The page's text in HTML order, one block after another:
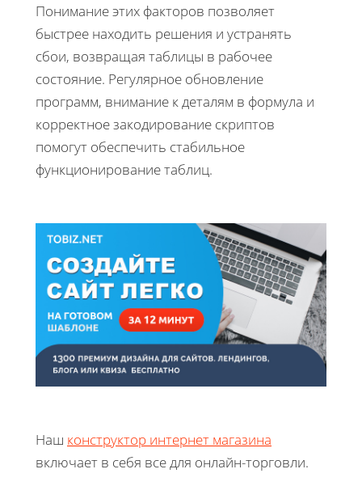
Понимание этих факторов позволяет
быстрее находить решения и устранять
сбои, возвращая таблицы в рабочее
состояние. Регулярное обновление
программ, внимание к деталям в формула и
корректное закодирование скриптов
помогут обеспечить стабильное
функционирование таблиц.
Наш конструктор интернет магазина
включает в себя все для онлайн-торговли.